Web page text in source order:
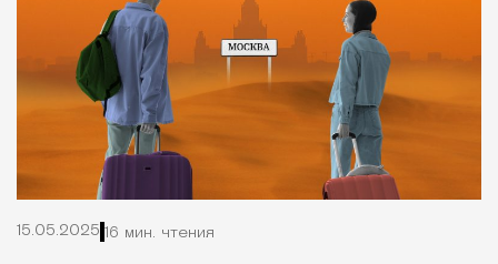
15.05.2025 16 мин. чтения